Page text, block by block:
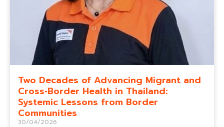
Two Decades of Advancing Migrant and
Cross‑Border Health in Thailand:
Systemic Lessons from Border
Communities
30/04/2026